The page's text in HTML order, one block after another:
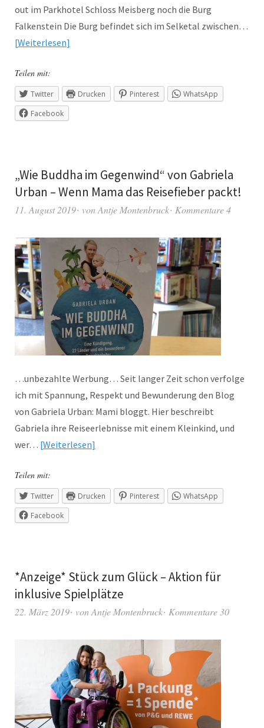
out im Parkhotel Schloss Meisberg noch die Burg
Falkenstein Die Burg befindet sich im Selketal zwischen…
Weiterlesen
Teilen mit:
Twitter Drucken Pinterest
WhatsApp
Facebook
„Wie Buddha im Gegenwind“ von Gabriela
Urban – Wenn Mama das Reisefieber packt!
11. August 2019 vonAntje Montenbruck Kommentare 4
…unbezahlte Werbung… Seit langer Zeit schon verfolge
ich mit Spannung, Respekt und Bewunderung den Blog
von Gabriela Urban: Mami bloggt. Hier beschreibt
Gabriela ihre Reiseerlebnisse mit einem Kleinkind, und
wer… Weiterlesen
Teilen mit:
Twitter Drucken Pinterest
WhatsApp
Facebook
*Anzeige* Stück zum Glück – Aktion für
inklusive Spielplätze
22. März 2019 vonAntje Montenbruck Kommentare 30